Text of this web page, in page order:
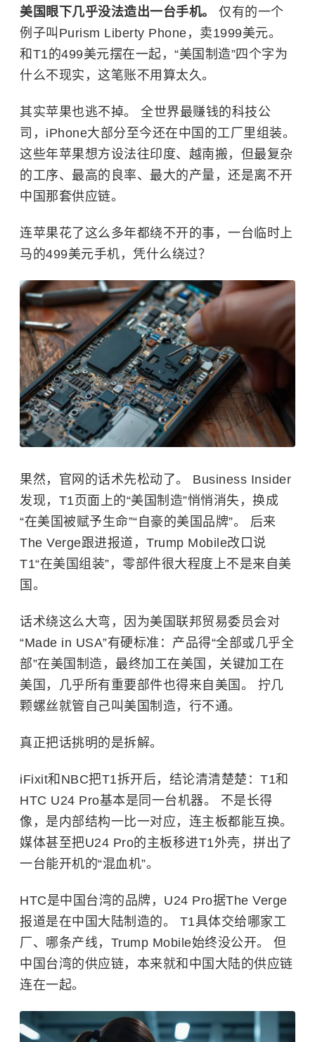
美国眼下几乎没法造出一台手机。 仅有的一个
例子叫Purism Liberty Phone，卖1999美元。
和T1的499美元摆在一起，“美国制造”四个字为
什么不现实，这笔账不用算太久。
其实苹果也逃不掉。 全世界最赚钱的科技公
司，iPhone大部分至今还在中国的工厂里组装。
这些年苹果想方设法往印度、越南搬，但最复杂
的工序、最高的良率、最大的产量，还是离不开
中国那套供应链。
连苹果花了这么多年都绕不开的事，一台临时上
马的499美元手机，凭什么绕过？
果然，官网的话术先松动了。 Business Insider
发现，T1页面上的“美国制造”悄悄消失，换成
“在美国被赋予生命”“自豪的美国品牌”。 后来
The Verge跟进报道，Trump Mobile改口说
T1“在美国组装”，零部件很大程度上不是来自美
国。
话术绕这么大弯，因为美国联邦贸易委员会对
“Made in USA”有硬标准：产品得“全部或几乎全
部”在美国制造，最终加工在美国，关键加工在
美国，几乎所有重要部件也得来自美国。 拧几
颗螺丝就管自己叫美国制造，行不通。
真正把话挑明的是拆解。
iFixit和NBC把T1拆开后，结论清清楚楚：T1和
HTC U24 Pro基本是同一台机器。 不是长得
像，是内部结构一比一对应，连主板都能互换。
媒体甚至把U24 Pro的主板移进T1外壳，拼出了
一台能开机的“混血机”。
HTC是中国台湾的品牌，U24 Pro据The Verge
报道是在中国大陆制造的。 T1具体交给哪家工
厂、哪条产线，Trump Mobile始终没公开。 但
中国台湾的供应链，本来就和中国大陆的供应链
连在一起。